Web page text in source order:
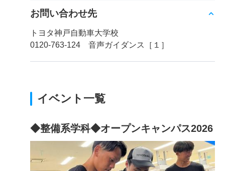
お問い合わせ先
トヨタ神戸自動車大学校
0120-763-124 音声ガイダンス［１］
イベント一覧
◆整備系学科◆オープンキャンパス2026